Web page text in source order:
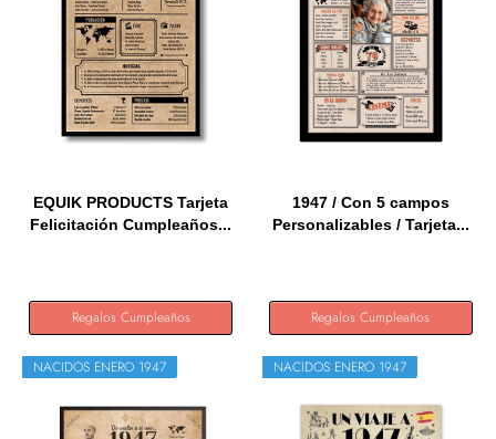
EQUIK PRODUCTS Tarjeta
Felicitación Cumpleaños...
Regalos Cumpleaños
1947 / Con 5 campos
Personalizables / Tarjeta...
Regalos Cumpleaños
NACIDOS ENERO 1947 NACIDOS ENERO 1947